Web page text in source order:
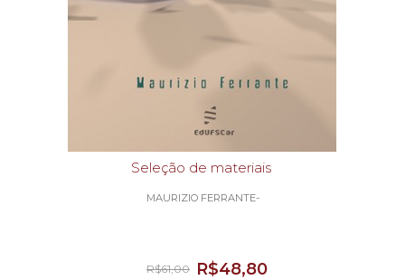
Seleção de materiais
MAURIZIO FERRANTE-
R$48,80
R$61,00